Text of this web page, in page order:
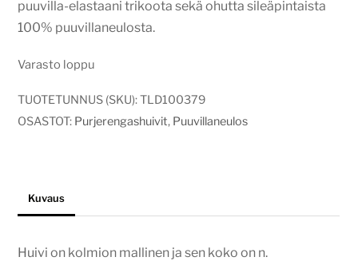
puuvilla-elastaani trikoota sekä ohutta sileäpintaista
100% puuvillaneulosta.
Varasto loppu
TUOTETUNNUS (SKU):TLD100379
OSASTOT: Purjerengashuivit, Puuvillaneulos
Kuvaus
Huivi on kolmion mallinen ja sen koko on n.